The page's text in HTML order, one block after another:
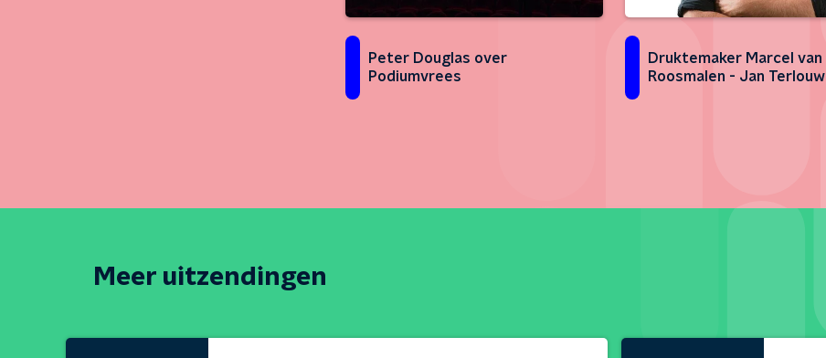
Peter Douglas over
Podiumvrees
Druktemaker Marcel van
Roosmalen - Jan Terlouw
Meer uitzendingen